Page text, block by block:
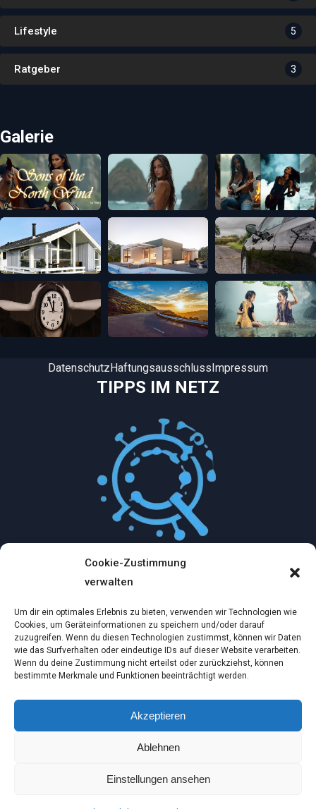
Cookie-Zustimmung
verwalten
Um dir ein optimales Erlebnis zu bieten, verwenden wir Technologien wie
Cookies, um Geräteinformationen zu speichern und/oder darauf
zuzugreifen. Wenn du diesen Technologien zustimmst, können wir Daten
wie das Surfverhalten oder eindeutige IDs auf dieser Website verarbeiten.
Wenn du deine Zustimmung nicht erteilst oder zurückziehst, können
bestimmte Merkmale und Funktionen beeinträchtigt werden.
Akzeptieren
Ablehnen
Einstellungen ansehen
Lifestyle 5
Ratgeber 3
Galerie
TIPPS IM NETZ
DatenschutzHaftungsausschlussImpressum
Mythologische Abenteuer in der Welt der
Dez. 2, 2024
Ein virtueller Traum am wilden Strand
Die Möglichkeiten der Künstlichen Intelligenz:
Bilder, Videos und…